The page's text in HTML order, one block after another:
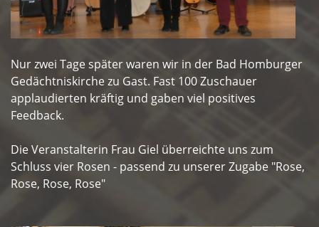
Nur zwei Tage später waren wir in der Bad Homburger
Gedächtniskirche zu Gast. Fast 100 Zuschauer
applaudierten kräftig und gaben viel positives
Feedback.
Die Veranstalterin Frau Giel überreichte uns zum
Schluss vier Rosen - passend zu unserer Zugabe "Rose,
Rose, Rose, Rose"